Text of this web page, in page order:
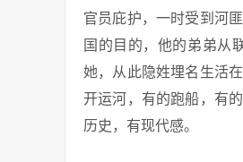
官员庇护，一时受到河
国的目的，他的弟弟从
她，从此隐姓埋名生活
开运河，有的跑船，有
历史，有现代感。